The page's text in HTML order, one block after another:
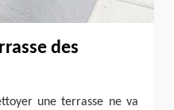
des
une terrasse ne va